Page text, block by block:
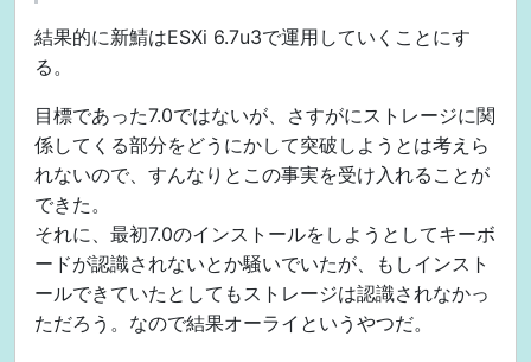
結果的に新鯖はESXi 6.7u3で運用していくことにす
る。
目標であった7.0ではないが、さすがにストレージに関
係してくる部分をどうにかして突破しようとは考えら
れないので、すんなりとこの事実を受け入れることが
できた。
それに、最初7.0のインストールをしようとしてキーボ
ードが認識されないとか騒いでいたが、もしインスト
ールできていたとしてもストレージは認識されなかっ
ただろう。なので結果オーライというやつだ。